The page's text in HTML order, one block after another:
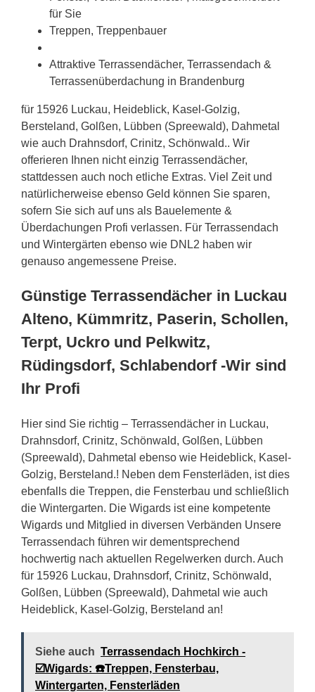
für Sie
Treppen, Treppenbauer
Attraktive Terrassendächer, Terrassendach &
Terrassenüberdachung in Brandenburg
für 15926 Luckau, Heideblick, Kasel-Golzig,
Bersteland, Golßen, Lübben (Spreewald), Dahmetal
wie auch Drahnsdorf, Crinitz, Schönwald.. Wir
offerieren Ihnen nicht einzig Terrassendächer,
stattdessen auch noch etliche Extras. Viel Zeit und
natürlicherweise ebenso Geld können Sie sparen,
sofern Sie sich auf uns als Bauelemente &
Überdachungen Profi verlassen. Für Terrassendach
und Wintergärten ebenso wie DNL2 haben wir
genauso angemessene Preise.
Günstige Terrassendächer in Luckau
Alteno, Kümmritz, Paserin, Schollen,
Terpt, Uckro und Pelkwitz,
Rüdingsdorf, Schlabendorf -Wir sind
Ihr Profi
Hier sind Sie richtig – Terrassendächer in Luckau,
Drahnsdorf, Crinitz, Schönwald, Golßen, Lübben
(Spreewald), Dahmetal ebenso wie Heideblick, Kasel-
Golzig, Bersteland.! Neben dem Fensterläden, ist dies
ebenfalls die Treppen, die Fensterbau und schließlich
die Wintergarten. Die Wigards ist eine kompetente
Wigards und Mitglied in diversen Verbänden Unsere
Terrassendach führen wir dementsprechend
hochwertig nach aktuellen Regelwerken durch. Auch
für 15926 Luckau, Drahnsdorf, Crinitz, Schönwald,
Golßen, Lübben (Spreewald), Dahmetal wie auch
Heideblick, Kasel-Golzig, Bersteland an!
Siehe auch Terrassendach Hochkirch -
☑️Wigards: ☎️Treppen, Fensterbau,
Wintergarten, Fensterläden